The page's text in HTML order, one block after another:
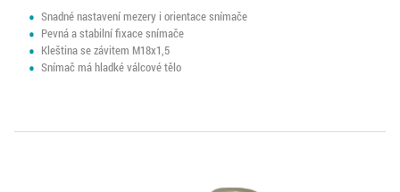
Snadné nastavení mezery i orientace snímače
Pevná a stabilní fixace snímače
Kleština se závitem M18x1,5
Snímač má hladké válcové tělo